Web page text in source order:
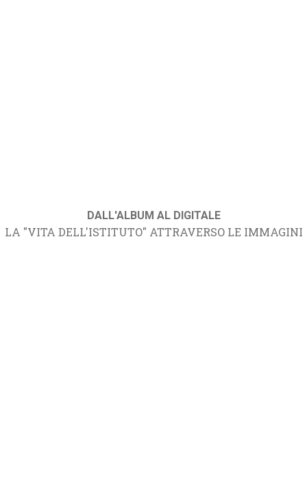
DALL'ALBUM AL DIGITALE
LA "VITA DELL'ISTITUTO" ATTRAVERSO LE IMMAGINI